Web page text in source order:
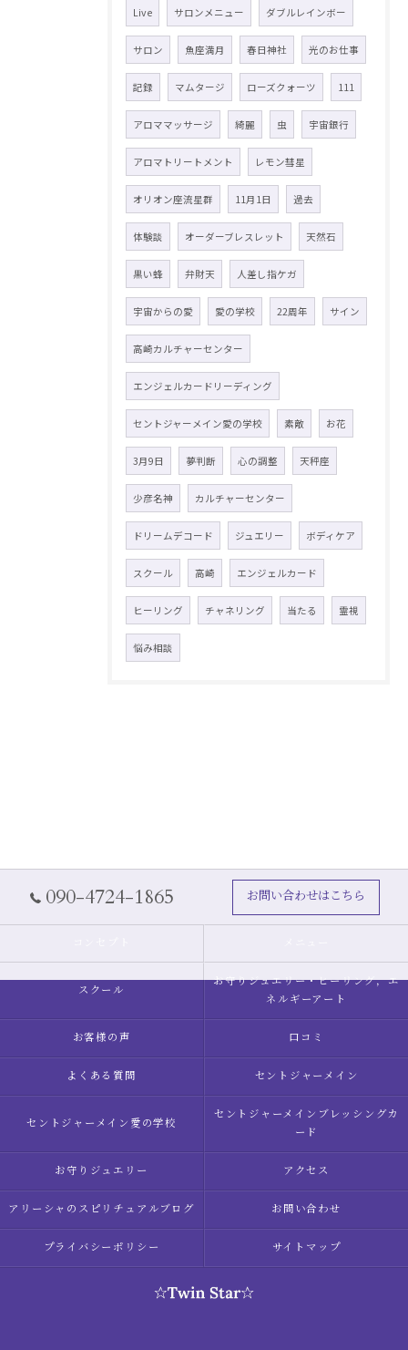
Live サロンメニュー ダブルレインボー
サロン 魚座満月 春日神社 光のお仕事
記録 マムタージ ローズクォーツ 111
アロママッサージ 綺麗 虫 宇宙銀行
アロマトリートメント レモン彗星
オリオン座流星群 11月1日 過去
体験談 オーダーブレスレット 天然石
黒い蜂 弁財天 人差し指ケガ
宇宙からの愛 愛の学校 22周年 サイン
高崎カルチャーセンター
エンジェルカードリーディング
セントジャーメイン愛の学校 素敵 お花
3月9日 夢判断 心の調整 天秤座
少彦名神 カルチャーセンター
ドリームデコード ジュエリー ボディケア
スクール 高崎 エンジェルカード
ヒーリング チャネリング 当たる 霊視
悩み相談
090-4724-1865 お問い合わせはこちら
スクール
お守りジュエリー・ヒーリング，エ
ネルギーアート
お客様の声 口コミ
よくある質問 セントジャーメイン
セントジャーメイン愛の学校
セントジャーメインブレッシングカ
ード
お守りジュエリー アクセス
アリーシャのスピリチュアルブログ お問い合わせ
プライバシーポリシー サイトマップ